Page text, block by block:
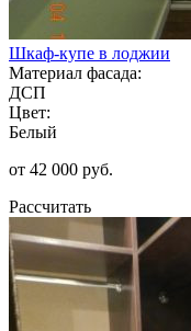
Шкаф-купе в лоджии
Материал фасада:
ДСП
Цвет:
Белый
от 42 000 руб.
Рассчитать